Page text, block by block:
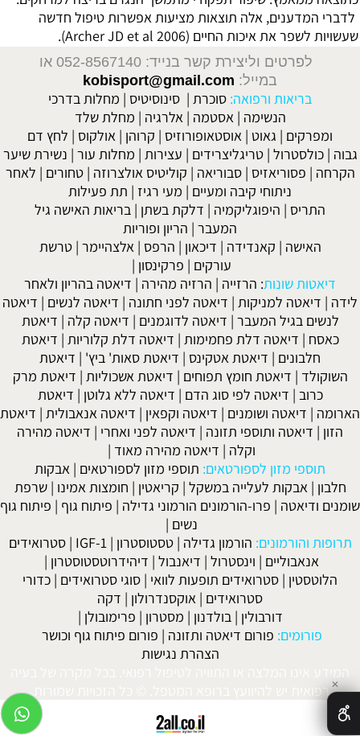
לדברי המדענים, אלה תוצאות מציעות אפשרות טיפול חדשה
שעשויות לשפר את איכות החיים (Archer JD et al 2006).
לפרטים וליצירת קשר בנייד: 052-8567140
או
במייל: kobisport@gmail.com
בריאות ורפואה: סוכרת | סינוסיטיס | מחלות בדרכי
הנשימה | אסטמה | אלרגיה | מחלת שלד
ומפרקים | גאוט | אוסטאופורוזיס | קרוהן | אולקוס | לחץ דם
גבוה |כולסטרול |טריגליצרידים | עצירות | מחלות עור | נשירת שיער
הקרחה | פסוריאזיס |סבוריאה | קוליטיס אולצרוזה |טחורים | לאחר
ניתוחי קיבה ומעיים | מעי רגיז | תת פעילות
התריס | היפוגליקמיה | דלקת בשתן | בריאות האישה גיל
המעבר | הריון ופוריות
האישה | קאנדידה | דיכאון | הרפס | אלצהיימר |טרשת
עורקים | פרקינסון |
דיאטות שונות: הרזייה | הרזיה מהירה | דיאטה בהריון ולאחר
לידה | דיאטה למניקות | דיאטה לפני חתונה | דיאטה לנשים | דיאטה
לנשים בגיל המעבר | דיאטה לדוגמנים | דיאטה קלה | דיאטת
כאסח | דיאטה דלת פחמימות | דיאטה דלת קלוריות | דיאטת
חלבונים | דיאטת אטקינס | דיאטת סאות' ביץ' | דיאטת
השוקולד | דיאטת חומץ תפוחים | דיאטת אשכוליות | דיאטת מרק
כרוב | דיאטה לפי סוג הדם | דיאטה ללא גלוטן | דיאטת
הארומה | דיאטה ושומנים | דיאטה וקפאין | דיאטה אנאבולית | דיאטת
הזון | דיאטה ותוספי תזונה | דיאטה לפני ואחרי | דיאטה מהירה
וקלה | דיאטה מהירה מאוד |
תוספי מזון לספורטאים: תוספי מזון לספורטאים | אבקות
חלבון | אבקות לעלייה במשקל | קריאטין | חומצות אמינו |שרפת
שומנים ודיאטה | פרו-הורמונים הורמוני גדילה | פיתוח גוף | פיתוח גוף
נשים |
תרופות והורמונים: הורמון גדילה |טסטוסטרון |
IGF-1
|סטרואידים
אנאבוליים | וינסטרול | דיאנבול | דיהידרוטסטוסטרון |
הלוטסטין | סטרואידים תופעות לוואי | סוגי סטרואידים | כדורי
סטרואידים | אוקסנדרולון | דקה
דורבולין | בולדנון | מסטרון | פרימובולן |
פורומים: פורום דיאטה ותזונה | פורום פיתוח גוף וכושר
הצהרת נגישות
המידע אינו המלצה או התוויה לטיפול רפואי. בכל מקרה של בעיה
רפואית יש להיוועץ ברופא המטפל. © כל הזכויות שמורות. ✕